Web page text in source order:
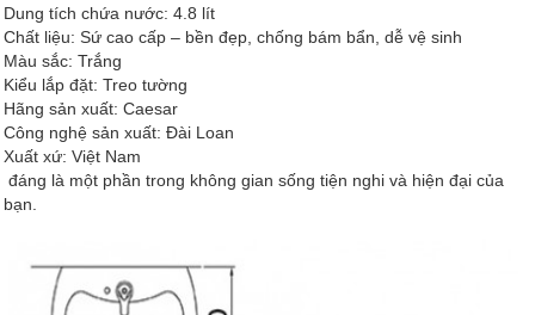
Dung tích chứa nước: 4.8 lít
Chất liệu: Sứ cao cấp – bền đẹp, chống bám bẩn, dễ vệ sinh
Màu sắc: Trắng
Kiểu lắp đặt: Treo tường
Hãng sản xuất: Caesar
Công nghệ sản xuất: Đài Loan
Xuất xứ: Việt Nam
đáng là một phần trong không gian sống tiện nghi và hiện đại của
bạn.